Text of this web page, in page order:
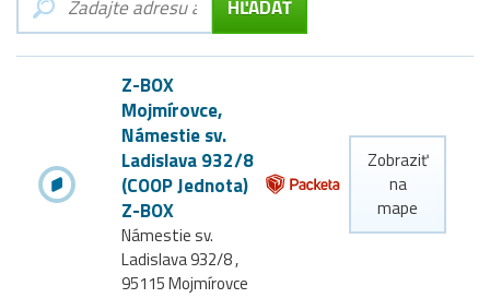
Z-BOX
Mojmírovce,
Námestie sv.
Ladislava 932/8
(COOP Jednota)
Z-BOX
Námestie sv.
Ladislava 932/8 ,
95115 Mojmírovce
Zobraziť
na
mape